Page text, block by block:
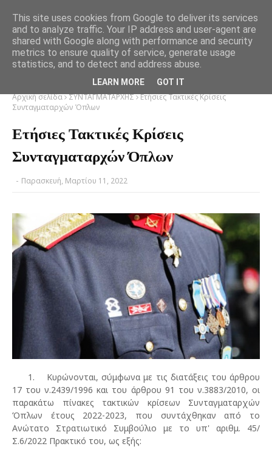
Αρχική σελίδα ΣΥΝΤΑΓΜΑΤΑΡΧΗΣ Ετήσιες Τακτικές Κρίσεις
Συνταγματαρχών Όπλων
Ετήσιες Τακτικές Κρίσεις
Συνταγματαρχών Όπλων
- Παρασκευή, Μαρτίου 11, 2022
1. Κυρώνονται, σύμφωνα με τις διατάξεις του άρθρου
17 του ν.2439/1996 και του άρθρου 91 του ν.3883/2010, οι
παρακάτω πίνακες τακτικών κρίσεων Συνταγματαρχών
Όπλων έτους 2022-2023, που συντάχθηκαν από το
Ανώτατο Στρατιωτικό Συμβούλιο με το υπ' αριθμ. 45/
Σ.6/2022 Πρακτικό του, ως εξής:
This site uses cookies from Google to deliver its services
and to analyze traffic. Your IP address and user-agent are
shared with Google along with performance and security
metrics to ensure quality of service, generate usage
statistics, and to detect and address abuse.
LEARN MORE GOT IT